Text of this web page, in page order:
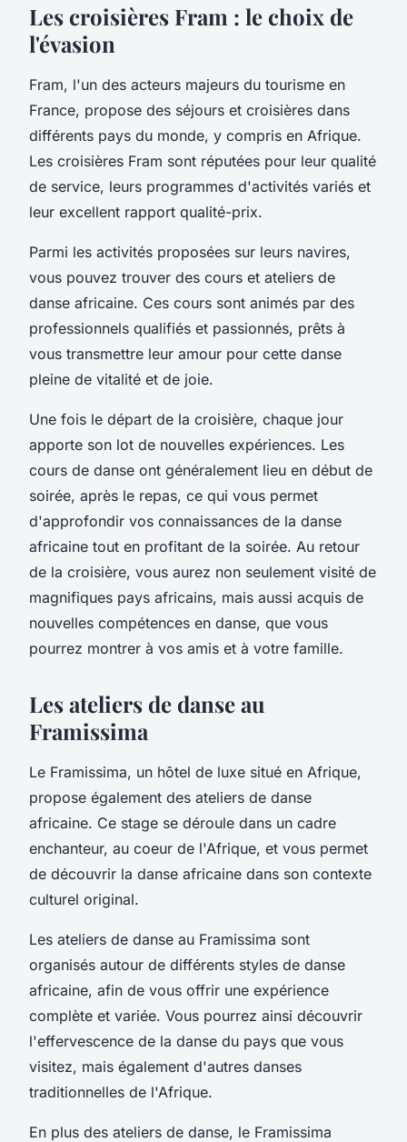
Les croisières Fram : le choix de
l'évasion
Fram, l'un des acteurs majeurs du tourisme en
France, propose des séjours et croisières dans
différents pays du monde, y compris en Afrique.
Les croisières Fram sont réputées pour leur qualité
de service, leurs programmes d'activités variés et
leur excellent rapport qualité-prix.
Parmi les activités proposées sur leurs navires,
vous pouvez trouver des cours et ateliers de
danse africaine. Ces cours sont animés par des
professionnels qualifiés et passionnés, prêts à
vous transmettre leur amour pour cette danse
pleine de vitalité et de joie.
Une fois le départ de la croisière, chaque jour
apporte son lot de nouvelles expériences. Les
cours de danse ont généralement lieu en début de
soirée, après le repas, ce qui vous permet
d'approfondir vos connaissances de la danse
africaine tout en profitant de la soirée. Au retour
de la croisière, vous aurez non seulement visité de
magnifiques pays africains, mais aussi acquis de
nouvelles compétences en danse, que vous
pourrez montrer à vos amis et à votre famille.
Les ateliers de danse au
Framissima
Le Framissima, un hôtel de luxe situé en Afrique,
propose également des ateliers de danse
africaine. Ce stage se déroule dans un cadre
enchanteur, au coeur de l'Afrique, et vous permet
de découvrir la danse africaine dans son contexte
culturel original.
Les ateliers de danse au Framissima sont
organisés autour de différents styles de danse
africaine, afin de vous offrir une expérience
complète et variée. Vous pourrez ainsi découvrir
l'effervescence de la danse du pays que vous
visitez, mais également d'autres danses
traditionnelles de l'Afrique.
En plus des ateliers de danse, le Framissima